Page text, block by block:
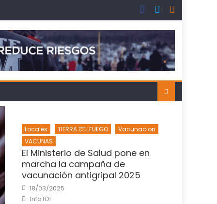
Locales TIERRA DEL FUEGO
Vacunacion
VACUNAS
El Ministerio de Salud pone en
marcha la campaña de
vacunación antigripal 2025
Posted
on
18/03/2025
Author
InfoTDF